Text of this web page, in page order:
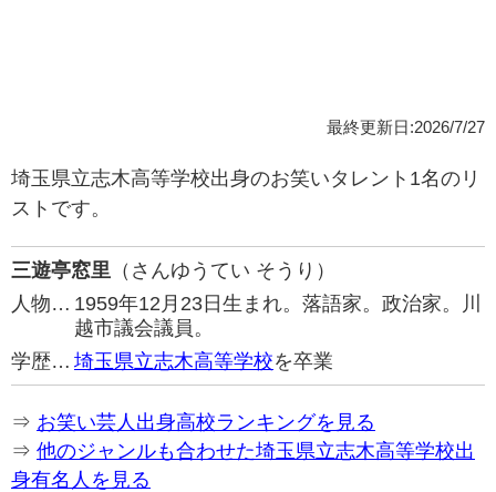
最終更新日:2026/7/27
埼玉県立志木高等学校出身のお笑いタレント1名のリ
ストです。
三遊亭窓里 （さんゆうてい そうり）
人物… 1959年12月23日生まれ。落語家。政治家。川
越市議会議員。
学歴… 埼玉県立志木高等学校を卒業
⇒ お笑い芸人出身高校ランキングを見る
⇒ 他のジャンルも合わせた埼玉県立志木高等学校出
身有名人を見る